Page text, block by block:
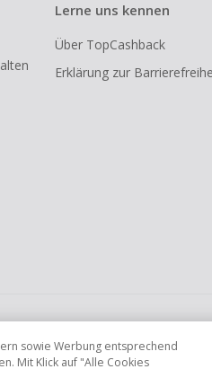
Lerne uns kennen
Über TopCashback
Erklärung zur
sowie Werbung entsprechend
Mit Klick auf "Alle Cookies